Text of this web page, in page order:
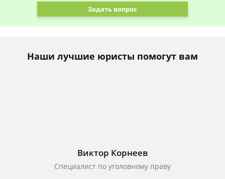
Задать вопрос
Наши лучшие юристы помогут вам
Виктор Корнеев
Cпециалист по уголовному праву